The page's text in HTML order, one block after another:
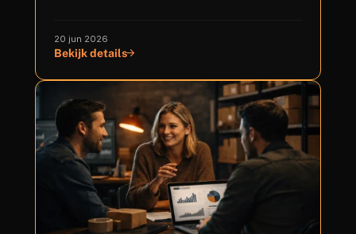
20 jun 2026
Bekijk details